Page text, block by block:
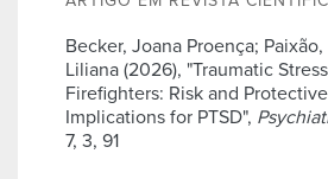
Becker, Joana Proença;
Liliana (2026), "Traumatic
Firefighters: Risk and
Implications for PTSD",
7, 3, 91